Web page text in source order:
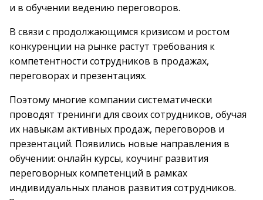
и в обучении ведению переговоров.
В связи с продолжающимся кризисом и ростом
конкуренции на рынке растут требования к
компетентности сотрудников в продажах,
переговорах и презентациях.
Поэтому многие компании систематически
проводят тренинги для своих сотрудников, обучая
их навыкам активных продаж, переговоров и
презентаций. Появились новые направления в
обучении: онлайн курсы, коучинг развития
переговорных компетенций в рамках
индивидуальных планов развития сотрудников.